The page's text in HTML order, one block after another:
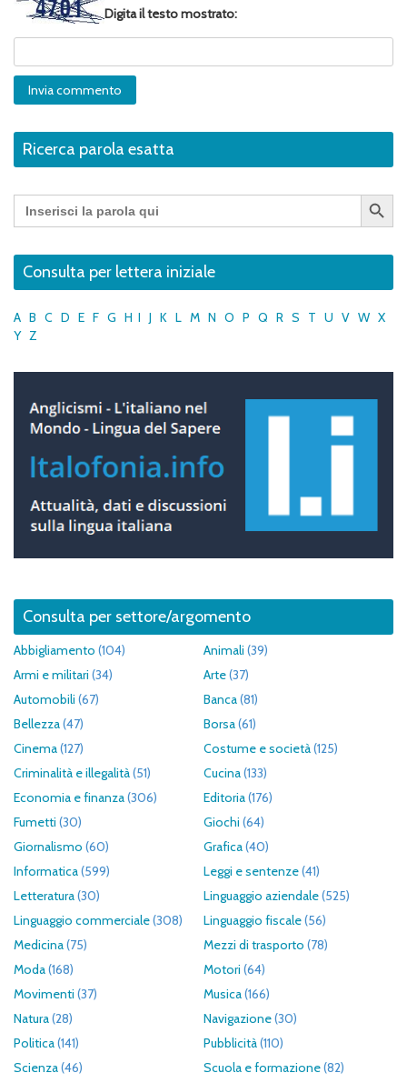
Digita il testo mostrato:
Ricerca parola esatta
Search
for:
Search Button
Consulta per lettera iniziale
A B C D E F G H I J K L M N O P Q R S T U V W X
Y Z
Consulta per settore/argomento
Abbigliamento (104) Animali (39)
Armi e militari (34) Arte(37)
Automobili (67) Banca(81)
Bellezza(47) Borsa(61)
Cinema(127) Costume e società(125)
Criminalità e illegalità(51) Cucina(133)
Economia e finanza(306) Editoria(176)
Fumetti (30) Giochi (64)
Giornalismo (60) Grafica(40)
Informatica(599) Leggi e sentenze(41)
Letteratura(30) Linguaggio aziendale(525)
Linguaggio commerciale(308) Linguaggio fiscale(56)
Medicina(75) Mezzi di trasporto (78)
Moda(168) Motori (64)
Movimenti (37) Musica(166)
Natura(28) Navigazione(30)
Politica(141) Pubblicità(110)
Scienza(46) Scuola e formazione(82)